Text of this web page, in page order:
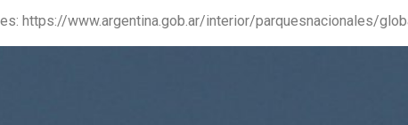
https://www.argentina.gob.ar/interior/parquesnacionales/